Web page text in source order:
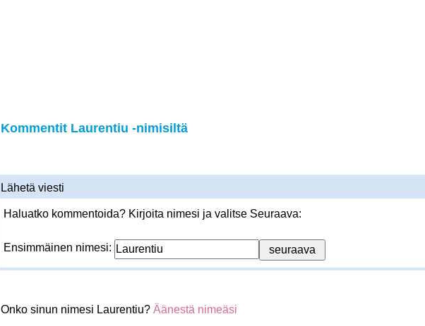
Kommentit Laurentiu -nimisiltä
Lähetä viesti
Haluatko kommentoida? Kirjoita nimesi ja valitse Seuraava:
Ensimmäinen nimesi:
Onko sinun nimesi Laurentiu? Äänestä nimeäsi